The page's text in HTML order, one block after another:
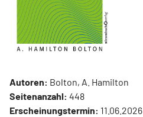
Autoren: Bolton, A. Hamilton
Seitenanzahl: 448
Erscheinungstermin: 11.06.2026